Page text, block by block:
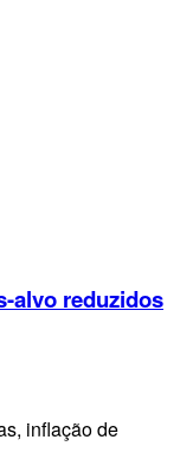
alvo reduzidos
inflação de